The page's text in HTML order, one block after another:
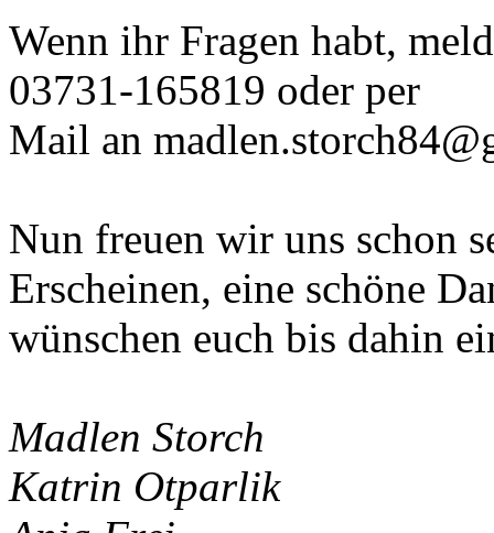
Wenn ihr Fragen habt,
03731-165819 oder per
Mail an
Nun freuen wir uns schon
Erscheinen, eine schöne
wünschen euch bis dahin
Madlen Storch
Katrin Otparlik